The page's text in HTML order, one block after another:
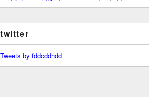
twitter
Tweets by fddcddhdd